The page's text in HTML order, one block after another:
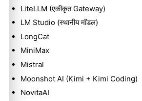
LiteLLM (एकीकृत Gateway)
LM Studio (स्थानीय मॉडल)
LongCat
MiniMax
Mistral
Moonshot AI (Kimi + Kimi Coding)
NovitaAI